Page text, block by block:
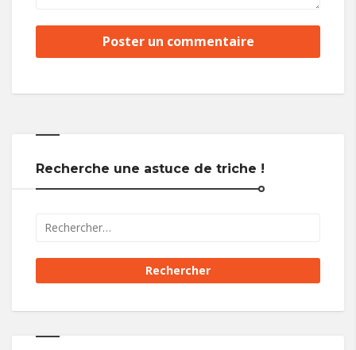
Recherche une astuce de triche !